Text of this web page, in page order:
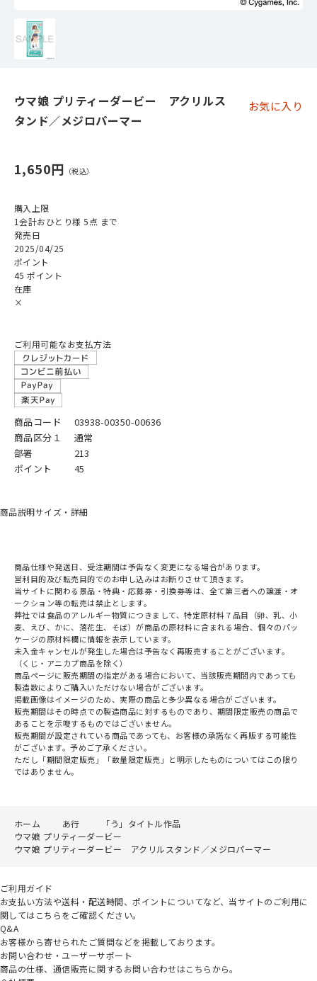
ウマ娘 プリティーダービー アクリルス
タンド／メジロパーマー
お気に入り
1,650円
購入上限
1会計おひとり様 5点 まで
発売日
2025/04/25
ポイント
45 ポイント
在庫
×
ご利用可能なお支払方法
商品コード
03938-00350-00636
商品区分１
通常
部署
213
ポイント
45
商品説明サイズ・詳細
商品仕様や発送日、受注期間は予告なく変更になる場合があります。
営利目的及び転売目的でのお申し込みはお断りさせて頂きます。
当サイトに関わる景品・特典・応募券・引換券等は、全て第三者への譲渡・オ
ークション等の転売は禁止とします。
弊社では食品のアレルギー物質につきまして、特定原材料７品目（卵、乳、小
麦、えび、かに、落花生、そば）が商品の原材料に含まれる場合、個々のパッ
ケージの原材料欄に情報を表示しています。
未入金キャンセルが発生した場合は予告なく再販売することがございます。
（くじ・アニカプ商品を除く）
商品ページに販売期間の指定がある場合において、当該販売期間内であっても
製造数によりご購入いただけない場合がございます。
掲載画像はイメージのため、実際の商品と多少異なる場合がございます。
販売期間はその時点での製造商品に対するものであり、期間限定販売の商品で
あることを示唆するものではございません。
販売期間が設定されている商品であっても、お客様の承諾なく再販する可能性
がございます。予めご了承ください。
ただし「期間限定販売」「数量限定販売」と明示したものについてはこの限り
ではありません。
ホーム あ行
「う」タイトル作品
ウマ娘 プリティーダービー
ウマ娘 プリティーダービー アクリルスタンド／メジロパーマー
ご利用ガイド
お支払い方法や送料・配送時間、ポイントについてなど、当サイトのご利用に
関してはこちらをご確認ください。
Q&A
お客様から寄せられたご質問などを掲載しております。
お問い合わせ・ユーザーサポート
商品の仕様、通信販売に関するお問い合わせはこちらから。